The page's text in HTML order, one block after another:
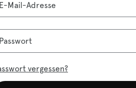
Mail-Adresse
vergessen?